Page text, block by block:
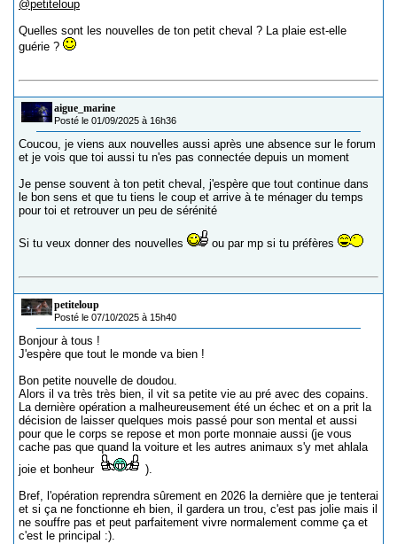
@petiteloup
Quelles sont les nouvelles de ton petit cheval ? La plaie est-elle
guérie ?
aigue_marine
Posté le 01/09/2025 à 16h36
Coucou, je viens aux nouvelles aussi après une absence sur le forum
et je vois que toi aussi tu n'es pas connectée depuis un moment
Je pense souvent à ton petit cheval, j'espère que tout continue dans
le bon sens et que tu tiens le coup et arrive à te ménager du temps
pour toi et retrouver un peu de sérénité
Si tu veux donner des nouvelles ou par mp si tu préfères
petiteloup
Posté le 07/10/2025 à 15h40
Bonjour à tous !
J'espère que tout le monde va bien !
Bon petite nouvelle de doudou.
Alors il va très très bien, il vit sa petite vie au pré avec des copains.
La dernière opération a malheureusement été un échec et on a prit la
décision de laisser quelques mois passé pour son mental et aussi
pour que le corps se repose et mon porte monnaie aussi (je vous
cache pas que quand la voiture et les autres animaux s'y met ahlala
joie et bonheur
).
Bref, l'opération reprendra sûrement en 2026 la dernière que je tenterai
et si ça ne fonctionne eh bien, il gardera un trou, c'est pas jolie mais il
ne souffre pas et peut parfaitement vivre normalement comme ça et
c'est le principal :).